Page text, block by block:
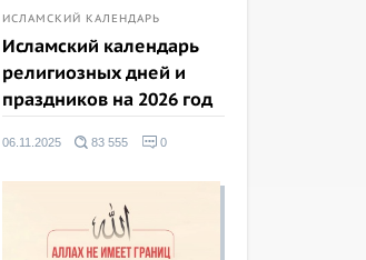
ИСЛАМСКИЙ КАЛЕНДАРЬ
Исламский календарь
религиозных дней и
праздников на 2026 год
06.11.2025 83 555 0